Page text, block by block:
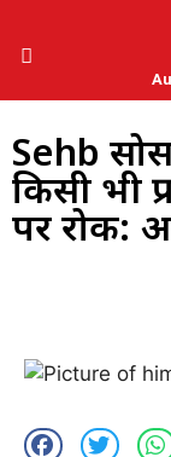
Sehb
किसी भी
पर रोक: